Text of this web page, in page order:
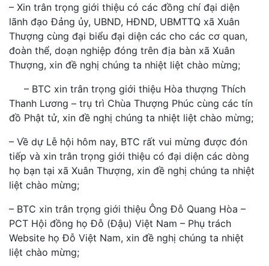
– Xin trân trọng giới thiệu có các đồng chí đại diện
lãnh đạo Đảng ủy, UBND, HĐND, UBMTTQ xã Xuân
Thượng cùng đại biểu đại diện các cho các cơ quan,
đoàn thể, doạn nghiệp đóng trên địa bàn xã Xuân
Thượng, xin đề nghị chúng ta nhiệt liệt chào mừng;
– BTC xin trân trọng giới thiệu Hòa thượng Thích
Thanh Lương – trụ trì Chùa Thượng Phúc cùng các tín
đồ Phật tử, xin đề nghị chúng ta nhiệt liệt chào mừng;
– Về dự Lễ hội hôm nay, BTC rất vui mừng được đón
tiếp và xin trân trọng giới thiệu có đại diện các dòng
họ bạn tại xã Xuân Thượng, xin đề nghị chúng ta nhiệt
liệt chào mừng;
– BTC xin trân trọng giới thiệu Ông Đỗ Quang Hòa –
PCT Hội đồng họ Đỗ (Đậu) Việt Nam – Phụ trách
Website họ Đỗ Việt Nam, xin đề nghị chúng ta nhiệt
liệt chào mừng;